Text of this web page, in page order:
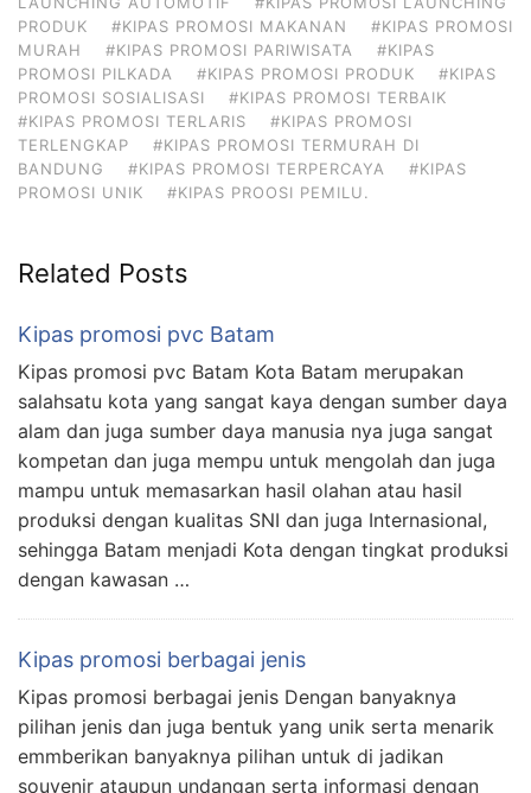
PRODUK
#KIPAS PROMOSI MAKANAN
#KIPAS PROMOSI
MURAH
#KIPAS PROMOSI PARIWISATA
#KIPAS
PROMOSI PILKADA
#KIPAS PROMOSI PRODUK
#KIPAS
PROMOSI SOSIALISASI
#KIPAS PROMOSI TERBAIK
#KIPAS PROMOSI TERLARIS
#KIPAS PROMOSI
TERLENGKAP
#KIPAS PROMOSI TERMURAH DI
BANDUNG
#KIPAS PROMOSI TERPERCAYA
#KIPAS
PROMOSI UNIK
#KIPAS PROOSI PEMILU.
Related Posts
Kipas promosi pvc Batam
Kipas promosi pvc Batam Kota Batam merupakan
salahsatu kota yang sangat kaya dengan sumber daya
alam dan juga sumber daya manusia nya juga sangat
kompetan dan juga mempu untuk mengolah dan juga
mampu untuk memasarkan hasil olahan atau hasil
produksi dengan kualitas SNI dan juga Internasional,
sehingga Batam menjadi Kota dengan tingkat produksi
dengan kawasan …
Kipas promosi berbagai jenis
Kipas promosi berbagai jenis Dengan banyaknya
pilihan jenis dan juga bentuk yang unik serta menarik
emmberikan banyaknya pilihan untuk di jadikan
souvenir ataupun undangan serta informasi dengan